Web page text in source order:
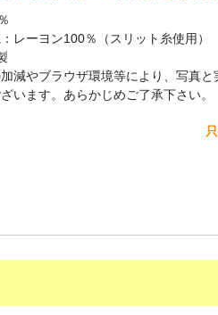
レーヨン100％（スリット糸使用）
減やブラウザ環境等により、写真と
います。あらかじめご了承下さい。